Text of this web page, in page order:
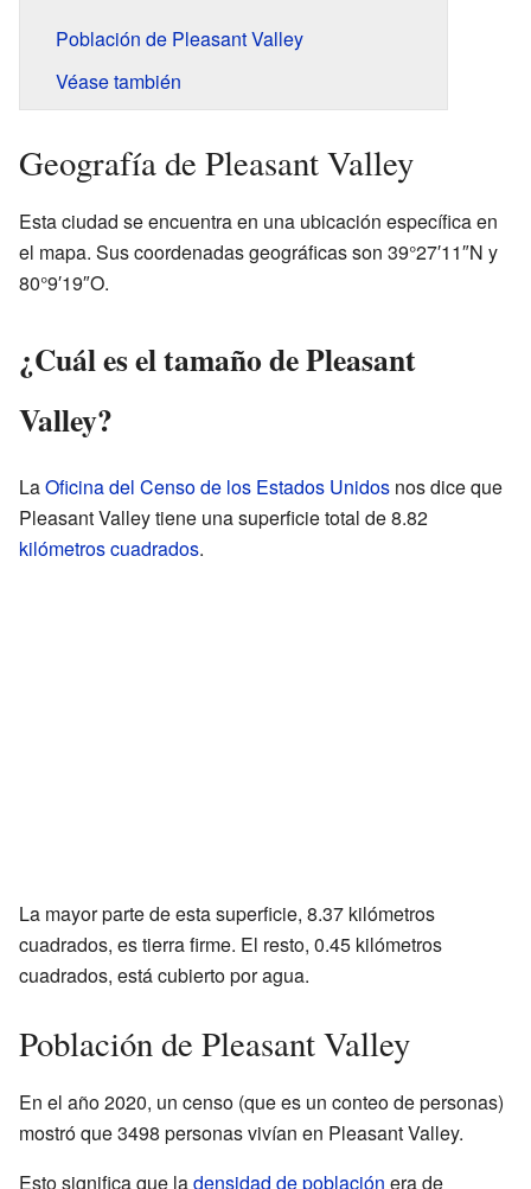
Población de Pleasant Valley
Véase también
Geografía de Pleasant Valley
Esta ciudad se encuentra en una ubicación específica en
el mapa. Sus coordenadas geográficas son 39°27′11″N y
80°9′19″O.
¿Cuál es el tamaño de Pleasant
Valley?
LaOficina del Censo de los Estados Unidos nos dice que
Pleasant Valley tiene una superficie total de 8.82
kilómetros cuadrados.
La mayor parte de esta superficie, 8.37 kilómetros
cuadrados, es tierra firme. El resto, 0.45 kilómetros
cuadrados, está cubierto por agua.
Población de Pleasant Valley
En el año 2020, un censo (que es un conteo de personas)
mostró que 3498 personas vivían en Pleasant Valley.
Esto significa que ladensidad de población era de